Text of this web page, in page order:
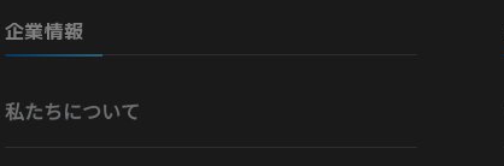
企業情報
私たちについて